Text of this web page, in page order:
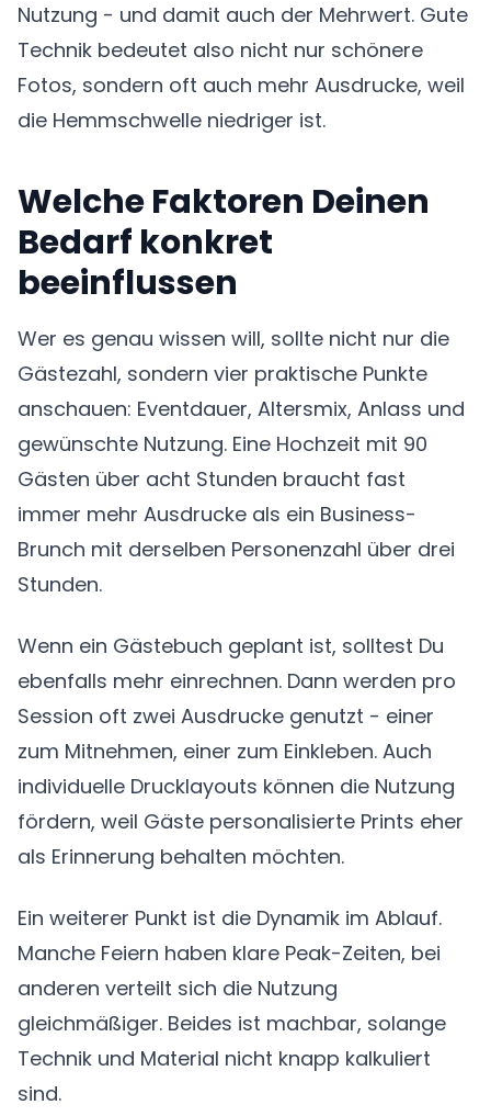
Nutzung - und damit auch der Mehrwert. Gute
Technik bedeutet also nicht nur schönere
Fotos, sondern oft auch mehr Ausdrucke, weil
die Hemmschwelle niedriger ist.
Welche Faktoren Deinen
Bedarf konkret
beeinflussen
Wer es genau wissen will, sollte nicht nur die
Gästezahl, sondern vier praktische Punkte
anschauen: Eventdauer, Altersmix, Anlass und
gewünschte Nutzung. Eine Hochzeit mit 90
Gästen über acht Stunden braucht fast
immer mehr Ausdrucke als ein Business-
Brunch mit derselben Personenzahl über drei
Stunden.
Wenn ein Gästebuch geplant ist, solltest Du
ebenfalls mehr einrechnen. Dann werden pro
Session oft zwei Ausdrucke genutzt - einer
zum Mitnehmen, einer zum Einkleben. Auch
individuelle Drucklayouts können die Nutzung
fördern, weil Gäste personalisierte Prints eher
als Erinnerung behalten möchten.
Ein weiterer Punkt ist die Dynamik im Ablauf.
Manche Feiern haben klare Peak-Zeiten, bei
anderen verteilt sich die Nutzung
gleichmäßiger. Beides ist machbar, solange
Technik und Material nicht knapp kalkuliert
sind.